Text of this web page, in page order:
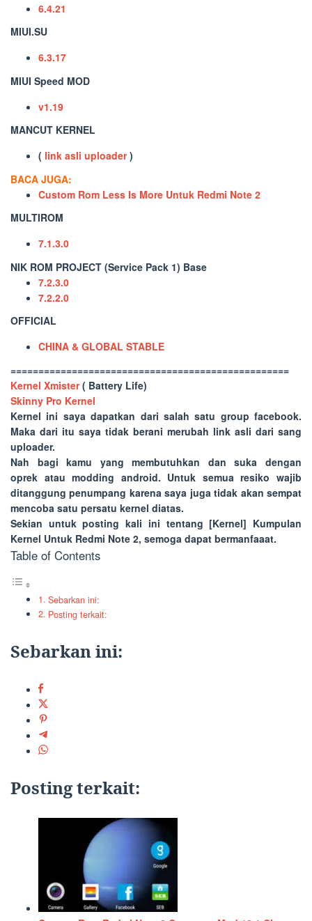
6.4.21
MIUI.SU
6.3.17
MIUI Speed MOD
v1.19
MANCUT KERNEL
( link asli uploader)
BACA JUGA:
Custom Rom Less Is More Untuk Redmi Note 2
MULTIROM
7.1.3.0
NIK ROM PROJECT (Service Pack 1) Base
7.2.3.0
7.2.2.0
OFFICIAL
CHINA & GLOBAL STABLE
==================================================
Kernel Xmister( Battery Life)
Skinny Pro Kernel
Kernel ini saya dapatkan dari salah satu group facebook.
Maka dari itu saya tidak berani merubah link asli dari sang
uploader.
Nah bagi kamu yang membutuhkan dan suka dengan
oprek atau modding android. Untuk semua resiko wajib
ditanggung penumpang karena saya juga tidak akan sempat
mencoba satu persatu kernel diatas.
Sekian untuk posting kali ini tentang [Kernel] Kumpulan
Kernel Untuk Redmi Note 2, semoga dapat bermanfaaat.
Table of Contents
Sebarkan ini:
Posting terkait:
Sebarkan ini:
Posting terkait: